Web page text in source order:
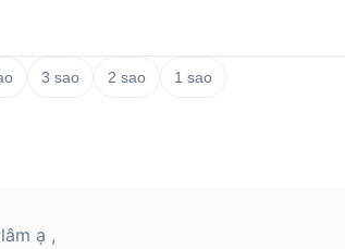
3 sao 2 sao 1 sao
ạ ,